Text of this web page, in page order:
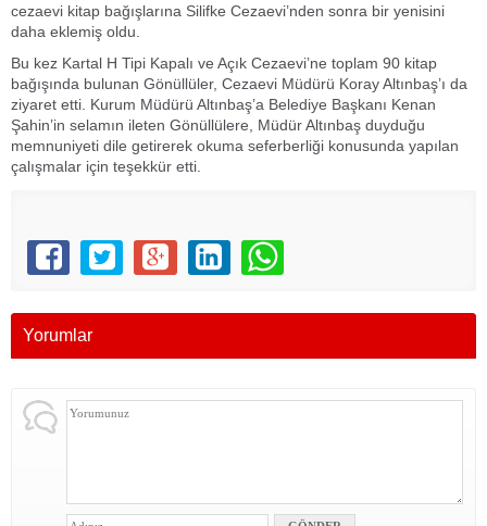
cezaevi kitap bağışlarına Silifke Cezaevi’nden sonra bir yenisini
daha eklemiş oldu.
Bu kez Kartal H Tipi Kapalı ve Açık Cezaevi’ne toplam 90 kitap
bağışında bulunan Gönüllüler, Cezaevi Müdürü Koray Altınbaş’ı da
ziyaret etti. Kurum Müdürü Altınbaş’a Belediye Başkanı Kenan
Şahin’in selamın ileten Gönüllülere, Müdür Altınbaş duyduğu
memnuniyeti dile getirerek okuma seferberliği konusunda yapılan
çalışmalar için teşekkür etti.
Yorumlar